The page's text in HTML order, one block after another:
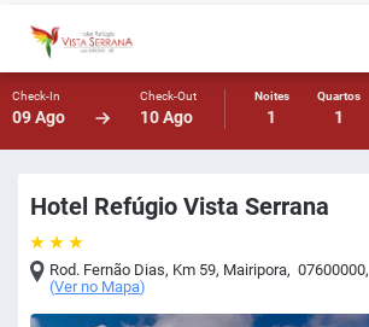
Check-In
09 Ago
Check-Out
10 Ago
Noites
1
Quartos
1
Hotel Refúgio Vista Serrana
Rod. Fernão Dias, Km 59, Mairipora, 07600000,
(Ver no Mapa)